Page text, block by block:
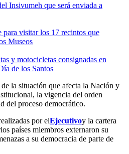
Insivumeh que será enviada a
visitar los 17 recintos que
Museos
y motocicletas consignadas en
de los Santos
la situación que afecta la Nación y
la vigencia del orden
del proceso democrático.
por elEjecutivoy la cartera
países miembros externaron su
a su democracia de parte de